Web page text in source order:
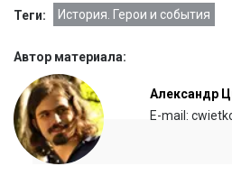
Теги: История. Герои и события
Автор материала:
Александр
E-mail: